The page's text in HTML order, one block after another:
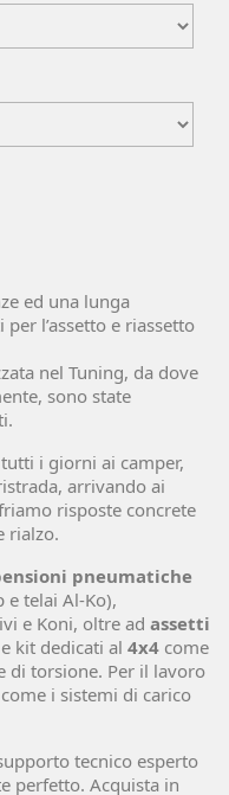
ed una lunga
l’assetto e riassetto
nel Tuning, da dove
sono state
i giorni ai camper,
arrivando ai
risposte concrete
rialzo.
pneumatiche
e telai Al-Ko),
e Koni, oltre ad assetti
e kit dedicati al 4x4 come
di torsione. Per il lavoro
i sistemi di carico
tecnico esperto
perfetto. Acquista in